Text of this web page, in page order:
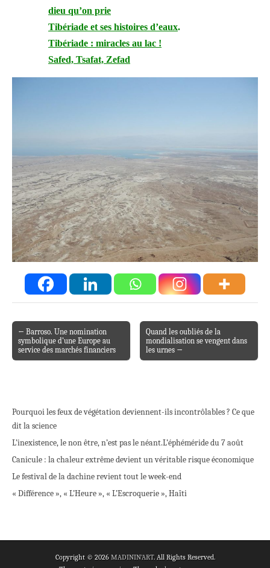
dieu qu’on prie
Tibériade et ses histoires d’eaux.
Tibériade : miracles au lac !
Safed, Tsafat, Zefad
Post navigation
← Barroso. Une nomination
symbolique d’une Europe au
service des marchés financiers
Quand les oubliés de la
mondialisation se vengent dans
les urnes →
Pourquoi les feux de végétation deviennent-ils incontrôlables ? Ce que
dit la science
L’inexistence, le non être, n’est pas le néant.L’éphéméride du 7 août
Canicule : la chaleur extrême devient un véritable risque économique
Le festival de la dachine revient tout le week-end
« Différence », « L’Heure », « L’Escroquerie », Haïti
Copyright © 2026 MADININ'ART. All Rights Reserved.